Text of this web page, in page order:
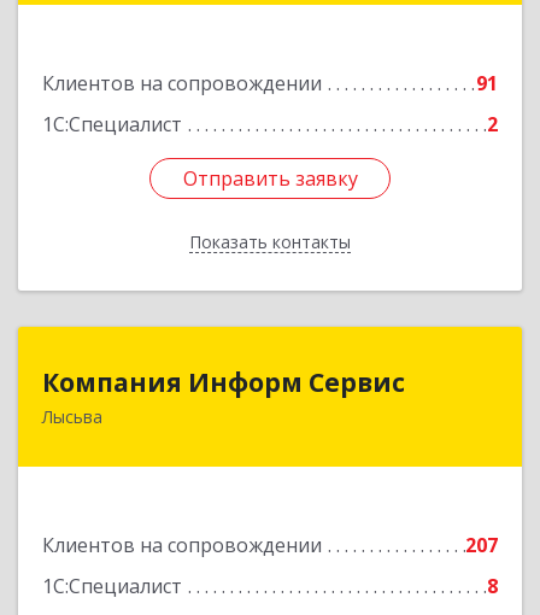
Клиентов на сопровождении
91
1С:Специалист
2
Отправить заявку
Показать контакты
Отправить заявку
Назад
Компания Информ Сервис
Лысьва
Клиентов на сопровождении
207
1С:Специалист
8
Компания Информ Сервис
618909, Пермский край, Лысьва г, Металлистов